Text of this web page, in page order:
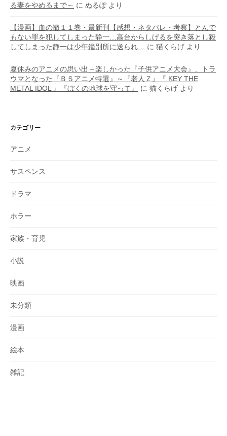
る妻をやめるまで～ に ぬるぽより
【漫画】血の轍１１巻・最新刊【感想・ネタバレ・考察】とんで
もない罪を犯してしまった静一…高台からしげるを突き落とし殺
してしまった静一は少年鑑別所に送られ…
に 猫くらげ より
夏休みのアニメの思い出～楽しかった『子供アニメ大会』、トラ
ウマとなった『ＢＳアニメ特選』～『老人Ｚ』『 KEY THE
METAL IDOL 』『ぼくの地球を守って』
に 猫くらげ より
カテゴリー
アニメ
サスペンス
ドラマ
ホラー
家族・育児
小説
映画
未分類
漫画
絵本
雑記